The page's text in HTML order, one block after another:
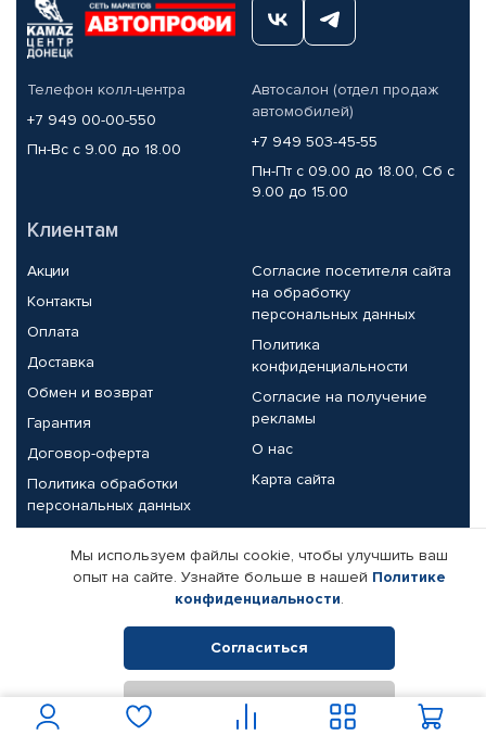
Телефон колл-центра
+7 949 00-00-550
Пн-Вс с 9.00 до 18.00
Автосалон (отдел продаж
автомобилей)
+7 949 503-45-55
Пн-Пт с 09.00 до 18.00, Сб с
9.00 до 15.00
Клиентам
Акции
Контакты
Оплата
Доставка
Обмен и возврат
Гарантия
Договор-оферта
Политика обработки
персональных данных
Согласие посетителя сайта
на обработку
персональных данных
Политика
конфиденциальности
Согласие на получение
рекламы
О нас
Карта сайта
Партнерам
Корпоративным клиентам
Поставщикам
Реквизиты компании
© КАМАЗ ЦЕНТР ДОНЕЦК, 2015-2026. Все права защищены.
Интернет-магазин автомобильных товаров Автопрофи.
Мы используем файлы cookie, чтобы улучшить ваш
опыт на сайте. Узнайте больше в нашей Политике
конфиденциальности.
Согласиться
Отклонить